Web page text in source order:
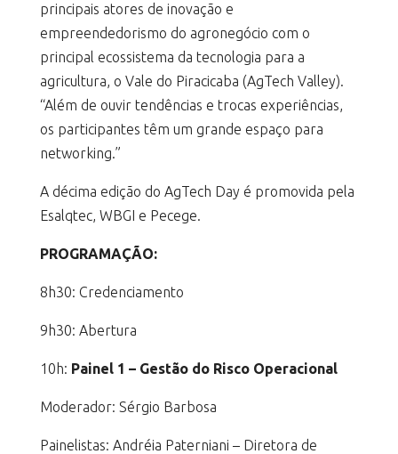
principais atores de inovação e
empreendedorismo do agronegócio com o
principal ecossistema da tecnologia para a
agricultura, o Vale do Piracicaba (AgTech Valley).
“Além de ouvir tendências e trocas experiências,
os participantes têm um grande espaço para
networking.”
A décima edição do AgTech Day é promovida pela
Esalqtec, WBGI e Pecege.
PROGRAMAÇÃO:
8h30: Credenciamento
9h30: Abertura
10h: Painel 1 – Gestão do Risco Operacional
Moderador: Sérgio Barbosa
Painelistas: Andréia Paterniani – Diretora de